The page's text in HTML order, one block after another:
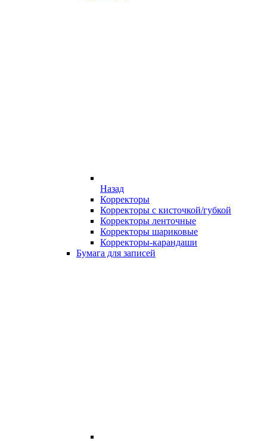
Назад
Корректоры
Корректоры с кисточкой/губкой
Корректоры ленточные
Корректоры шариковые
Корректоры-карандаши
Бумага для записей